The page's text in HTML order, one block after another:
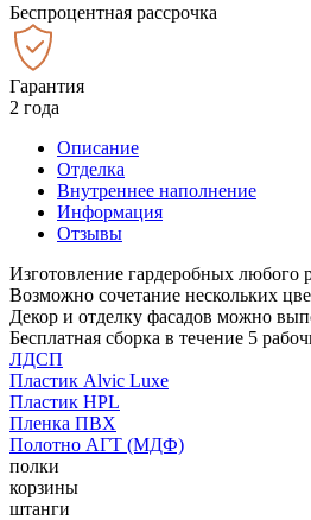
Беспроцентная рассрочка
Гарантия
2 года
Описание
Отделка
Внутреннее наполнение
Информация
Отзывы
Изготовление гардеробных любого
Возможно сочетание нескольких
Декор и отделку фасадов можно
Бесплатная сборка в течение 5
ЛДСП
Пластик Alvic Luxe
Пластик HPL
Пленка ПВХ
Полотно АГТ (МДФ)
полки
корзины
штанги